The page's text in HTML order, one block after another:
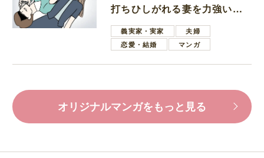
打ちひしがれる妻を力強い言
葉で励ます夫
義実家・実家
夫婦
恋愛・結婚
マンガ
オリジナルマンガをもっと見る